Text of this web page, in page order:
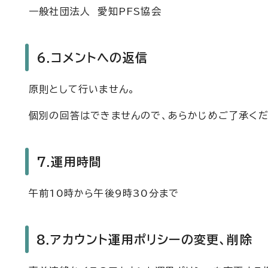
一般社団法人 愛知PFS協会
6.コメントへの返信
原則として行いません。
個別の回答はできませんので、あらかじめご了承く
7.運用時間
午前10時から午後9時30分まで
8.アカウント運用ポリシーの変更、削除